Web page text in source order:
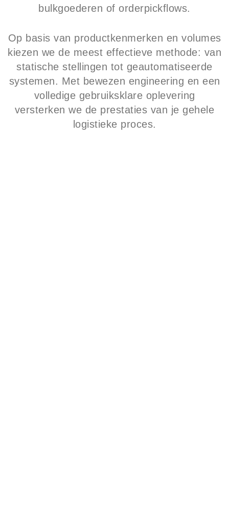
bulkgoederen of orderpickflows.
Op basis van productkenmerken en volumes
kiezen we de meest effectieve methode: van
statische stellingen tot geautomatiseerde
systemen. Met bewezen engineering en een
volledige gebruiksklare oplevering
versterken we de prestaties van je gehele
logistieke proces.